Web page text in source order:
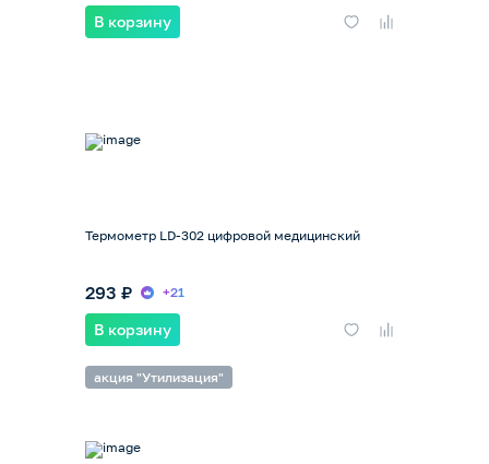
В корзину
Термометр LD-302 цифровой медицинский
293 ₽ +21
В корзину
акция "Утилизация"